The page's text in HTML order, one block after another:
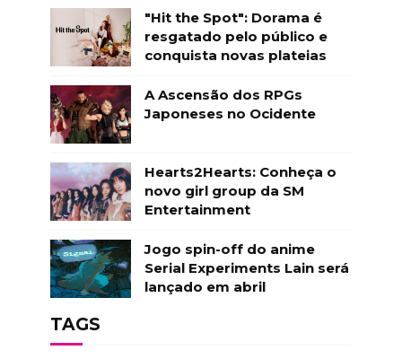
"Hit the Spot": Dorama é
resgatado pelo público e
conquista novas plateias
A Ascensão dos RPGs
Japoneses no Ocidente
Hearts2Hearts: Conheça o
novo girl group da SM
Entertainment
Jogo spin-off do anime
Serial Experiments Lain será
lançado em abril
TAGS